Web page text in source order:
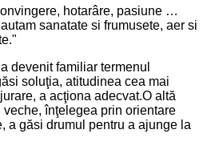
hotarâre, pasiune …
sanatate si frumusete, aer si
devenit familiar termenul
soluţia, atitudinea cea mai
a acţiona adecvat.O altă
înţelegea prin orientare
a găsi drumul pentru a ajunge la